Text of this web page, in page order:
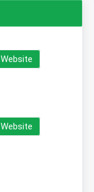
Website
Website